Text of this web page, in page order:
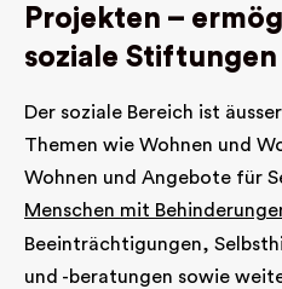
Projekten –
soziale Stiftungen
Der soziale Bereich ist
Themen wie Wohnen und
Wohnen und Angebote für
Menschen mit
Beeinträchtigungen,
und -beratungen sowie